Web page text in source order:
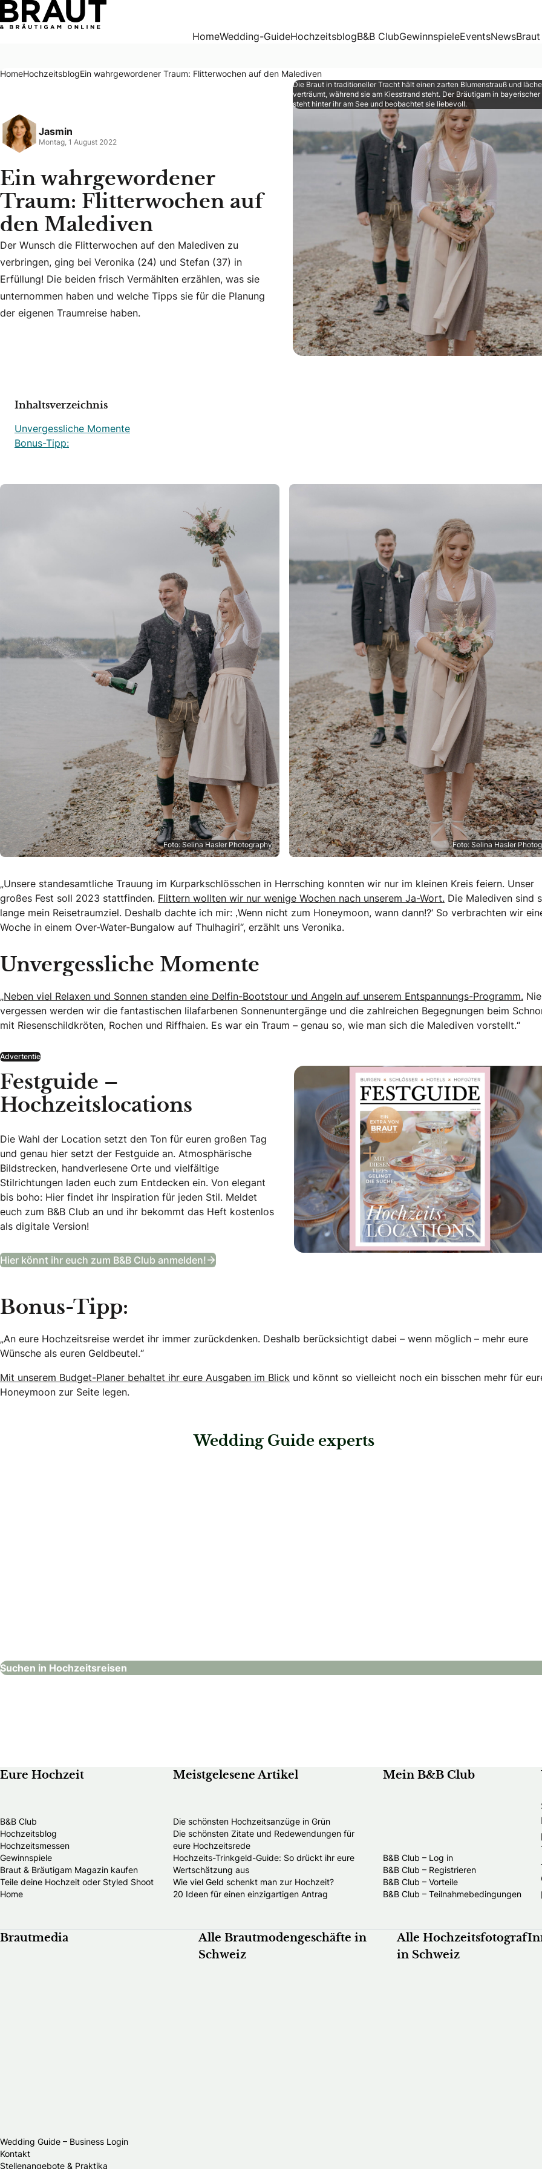
Ein wahrgewordener Traum: Flitterwochen auf den Malediven
HomeWedding-GuideHochzeitsblogB&B ClubGewinnspieleEventsNews
HomeHochzeitsblogEin wahrgewordener Traum: Flitterwochen auf den Malediven
Jasmin
Montag, 1 August 2022
Ein wahrgewordener
Traum: Flitterwochen auf
den Malediven
Der Wunsch die Flitterwochen auf den Malediven zu verbringen, ging bei Veronika (24) und Stefan (37) in Erfüllung!
Der Wunsch die Flitterwochen auf den Malediven zu
verbringen, ging bei Veronika (24) und Stefan (37) in
Erfüllung! Die beiden frisch Vermählten erzählen, was sie
unternommen haben und welche Tipps sie für die Planung
der eigenen Traumreise haben.
Die Braut in traditioneller Tracht hält einen zarten Blumenstrauß und
verträumt, während sie am Kiesstrand steht. Der Bräutigam in
steht hinter ihr am See und beobachtet sie liebevoll.
Inhaltsverzeichnis
Unvergessliche Momente
Bonus-Tipp:
Foto: Selina Hasler Photography Foto: Selina Hasler
„Unsere standesamtliche Trauung im Kurparkschlösschen in Herrsching konnten wir nur im kleinen Kreis feiern. Unser
großes Fest soll 2023 stattfinden. Flittern wollten wir nur wenige Wochen nach unserem Ja-Wort. Die Malediven sind
lange mein Reisetraumziel. Deshalb dachte ich mir: ‚Wenn nicht zum Honeymoon, wann dann!?‘ So verbrachten wir
Woche in einem Over-Water-Bungalow auf Thulhagiri“, erzählt uns Veronika.
Unvergessliche Momente
„Neben viel Relaxen und Sonnen standen eine Delfin-Bootstour und Angeln auf unserem Entspannungs-Programm. Nie
vergessen werden wir die fantastischen lilafarbenen Sonnenuntergänge und die zahlreichen Begegnungen beim
mit Riesenschildkröten, Rochen und Riffhaien. Es war ein Traum – genau so, wie man sich die Malediven vorstellt.“
Advertentie
Festguide –
Hochzeitslocations
Die Wahl der Location setzt den Ton für euren großen Tag
und genau hier setzt der Festguide an. Atmosphärische
Bildstrecken, handverlesene Orte und vielfältige
Stilrichtungen laden euch zum Entdecken ein. Von elegant
bis boho: Hier findet ihr Inspiration für jeden Stil. Meldet
euch zum B&B Club an und ihr bekommt das Heft kostenlos
als digitale Version!
Hier könnt ihr euch zum B&B Club anmelden!
Festguide – Hochzeitslocations
Bonus-Tipp:
„An eure Hochzeitsreise werdet ihr immer zurückdenken. Deshalb berücksichtigt dabei – wenn möglich – mehr eure
Wünsche als euren Geldbeutel.“
Mit unserem Budget-Planer behaltet ihr eure Ausgaben im Blick und könnt so vielleicht noch ein bisschen mehr für
Honeymoon zur Seite legen.
Wedding Guide experts
Suchen in Hochzeitsreisen
Eure Hochzeit
B&B Club
Hochzeitsblog
Hochzeitsmessen
Gewinnspiele
Braut & Bräutigam Magazin kaufen
Teile deine Hochzeit oder Styled Shoot
Home
Meistgelesene Artikel
Die schönsten Hochzeitsanzüge in Grün
Die schönsten Zitate und Redewendungen für
eure Hochzeitsrede
Hochzeits-Trinkgeld-Guide: So drückt ihr eure
Wertschätzung aus
Wie viel Geld schenkt man zur Hochzeit?
20 Ideen für einen einzigartigen Antrag
Mein B&B Club
B&B Club – Log in
B&B Club – Registrieren
B&B Club – Vorteile
B&B Club – Teilnahmebedingungen
Brautmedia
Wedding Guide – Business Login
Kontakt
Stellenangebote & Praktika
Alle Brautmodengeschäfte in
Schweiz
Alle
in Schweiz